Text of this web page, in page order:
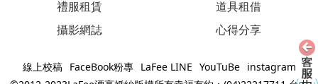
禮服租賃
道具租借
攝影網誌
心得分享
線上校稿 FaceBook粉專 LaFee LINE YouTuBe
instagram